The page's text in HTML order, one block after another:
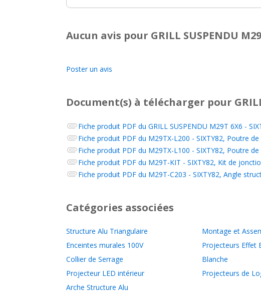
Aucun avis pour GRILL SUSPENDU
Poster un avis
Document(s) à télécharger pour
Fiche produit PDF du GRILL SUSPENDU M29T 6X6 -
Fiche produit PDF du M29TX-L200 - SIXTY82, Poutre
Fiche produit PDF du M29TX-L100 - SIXTY82, Poutre
Fiche produit PDF du M29T-KIT - SIXTY82, Kit de
Fiche produit PDF du M29T-C203 - SIXTY82, Angle
Catégories associées
Structure Alu Triangulaire Montage et
Enceintes murales 100V
Projecteurs Effet
Collier de Serrage
Blanche
Projecteur LED intérieur
Projecteurs de
Arche Structure Alu